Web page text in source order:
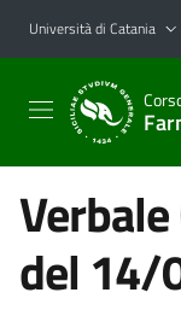
Vai al contenuto
Vai al menu di
Università di Catania
del 14/